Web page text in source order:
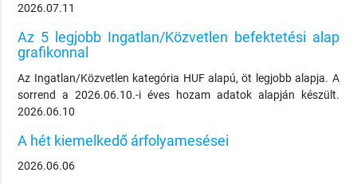
2026.07.11
Az 5 legjobb Ingatlan/Közvetlen befektetési alap
grafikonnal
Az Ingatlan/Közvetlen kategória HUF alapú, öt legjobb alapja. A
sorrend a 2026.06.10.-i éves hozam adatok alapján készült.
2026.06.10
A hét kiemelkedő árfolyamesései
2026.06.06